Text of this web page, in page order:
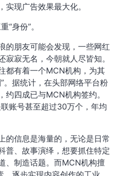
现广告效果最大化。
“身份”。
的朋友可能会发现，一些网红
寂无名，今朝就人尽皆知。
都有着一个MCN机构，为其
。据统计，在头部网络平台粉
约四成已与MCN机构签约。
账号甚至超过30万个，年均
的信息是海量的，无论是日常
普、故事演绎，想要抓住特定
、制造话题。而MCN机构擅